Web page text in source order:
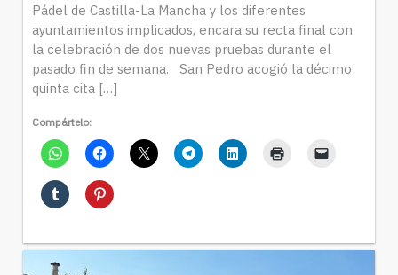
Pádel de Castilla-La Mancha y los diferentes
ayuntamientos implicados, encara su recta final con
la celebración de dos nuevas pruebas durante el
pasado fin de semana. San Pedro acogió la décimo
quinta cita […]
Compártelo: